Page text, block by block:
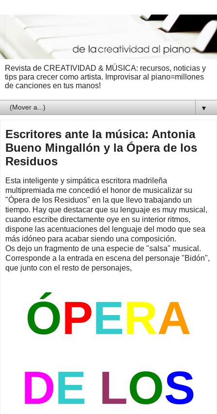
Revista de CREATIVIDAD & MÚSICA: recursos, noticias y
tips para crecer como artista. Improvisar al piano=millones
de canciones en tus manos!
▼
Escritores ante la música: Antonia
Bueno Mingallón y la Ópera de los
Residuos
Esta inteligente y simpática escritora madrileña
multipremiada me concedió el honor de musicalizar su
"Ópera de los Residuos" en la que llevo trabajando un
tiempo. Hay que destacar que su lenguaje es muy musical,
cuando escribe directamente oye en su interior ritmos,
dispone las acentuaciones del lenguaje del modo que sea
más idóneo para acabar siendo una composición.
Os dejo un fragmento de una especie de "salsa" musical.
Corresponde a la entrada en escena del personaje "Bidón",
que junto con el resto de personajes,
ÓPERA
DE LOS